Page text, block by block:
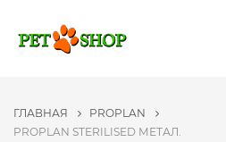
ГЛАВНАЯ
PROPLAN
PROPLAN STERILISED МЕТАЛ.